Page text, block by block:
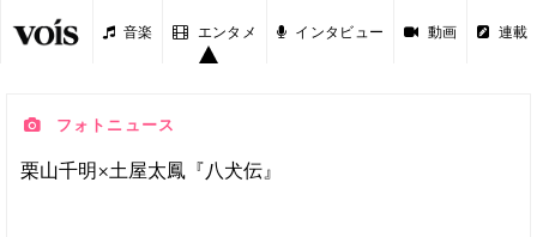
音楽 エンタメ インタビュー 動画 連載
フォトニュース
栗山千明×土屋太鳳『八犬伝』